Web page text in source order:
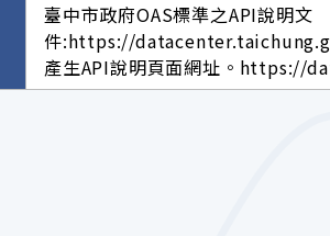
臺中市政府OAS標準之API說明文
件:https://
產生API說明頁面網址。https://